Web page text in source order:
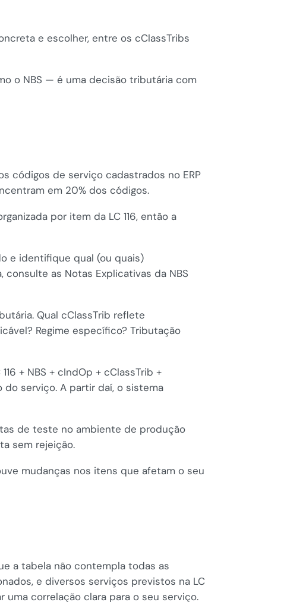
e escolher, entre os cClassTribs
o NBS — é uma decisão tributária com
códigos de serviço cadastrados no ERP
em 20% dos códigos.
por item da LC 116, então a
e identifique qual (ou quais)
as Notas Explicativas da NBS
Qual cClassTrib reflete
Regime específico? Tributação
+ NBS + cIndOp + cClassTrib +
do serviço. A partir daí, o sistema
de teste no ambiente de produção
sem rejeição.
mudanças nos itens que afetam o seu
a tabela não contempla todas as
e diversos serviços previstos na LC
uma correlação clara para o seu serviço.